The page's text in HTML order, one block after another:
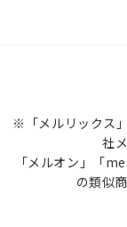
※「メルリックス
社
「メルオン」「
の類似